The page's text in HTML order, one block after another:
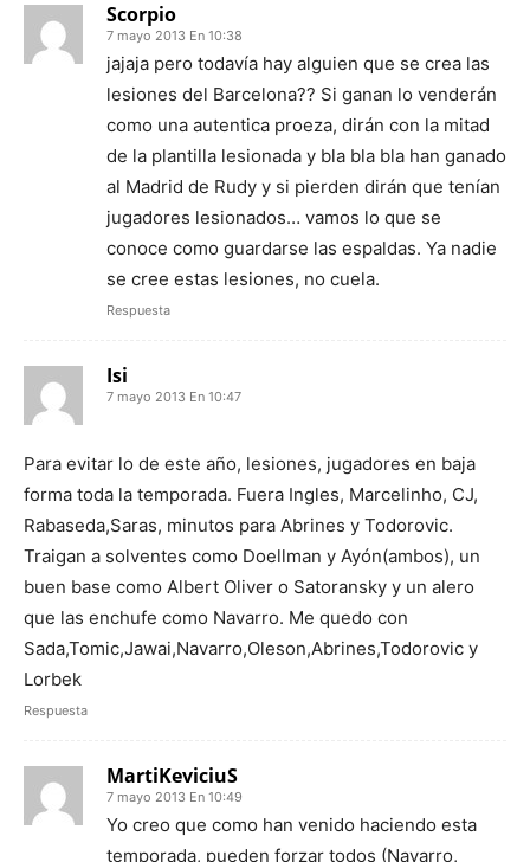
Scorpio
7 mayo 2013 En 10:38
jajaja pero todavía hay alguien que se crea las
lesiones del Barcelona?? Si ganan lo venderán
como una autentica proeza, dirán con la mitad
de la plantilla lesionada y bla bla bla han ganado
al Madrid de Rudy y si pierden dirán que tenían
jugadores lesionados… vamos lo que se
conoce como guardarse las espaldas. Ya nadie
se cree estas lesiones, no cuela.
Respuesta
Isi
7 mayo 2013 En 10:47
Para evitar lo de este año, lesiones, jugadores en baja
forma toda la temporada. Fuera Ingles, Marcelinho, CJ,
Rabaseda,Saras, minutos para Abrines y Todorovic.
Traigan a solventes como Doellman y Ayón(ambos), un
buen base como Albert Oliver o Satoransky y un alero
que las enchufe como Navarro. Me quedo con
Sada,Tomic,Jawai,Navarro,Oleson,Abrines,Todorovic y
Lorbek
Respuesta
MartiKeviciuS
7 mayo 2013 En 10:49
Yo creo que como han venido haciendo esta
temporada, pueden forzar todos (Navarro,